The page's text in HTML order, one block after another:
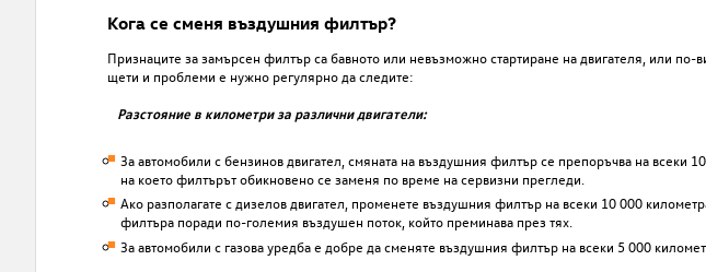
Кога се сменя въздушния филтър?
Признаците за замърсен филтър са бавното или невъзможно стартиране на двигателя, или по-
щети и проблеми е нужно регулярно да следите:
Разстояние в километри за различни двигатели:
За автомобили с бензинов двигател, смяната на въздушния филтър се препоръчва на всеки
на което филтърът обикновено се заменя по време на сервизни прегледи.
Ако разполагате с дизелов двигател, променете въздушния филтър на всеки 10 000
филтъра поради по-големия въздушен поток, който преминава през тях.
За автомобили с газова уредба е добре да сменяте въздушния филтър на всеки 5 000